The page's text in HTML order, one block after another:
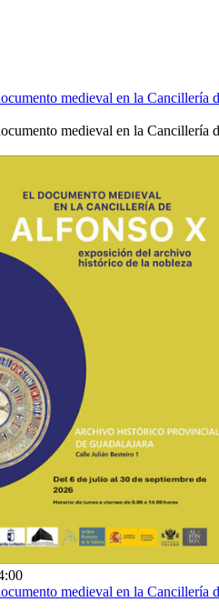
medieval en la Cancillería
medieval en la Cancillería
medieval en la Cancillería